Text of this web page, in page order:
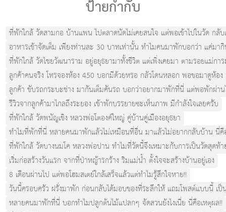
ป้ายกำกับ
ที่พักใกล้ วัดสามกอ บ้านแพน ไปตลาดนัดไม่เคยสนใจ แต่พอเข้าไปในวัด กลั
อาหารเช้าจัดเต็ม เพียงท่านละ 30 บาทเท่านั้น ทำไมคนมาพักบอกว่า แค่มา
ที่พักใกล้ วัดไชยวัฒนาราม อยู่อยุธยามาทั้งชีวิต แต่เพิ่งเคยมา ตามรอยแม่กา
ลูกค้าคนจริง โทรจองห้อง 450 บอกมีด้วยหรอ กลัวโดนหลอก พอขอมาดูห้อง
ลูกค้า ขับรถกระบะช่าง มากันเต็มคันรถ บอกว่าอยากมาพักที่นี่ แต่พอพักผ่าน
รีวิวจากลูกค้ามาไกลถึงระยอง เข้าพักบรรยายซะเห็นภาพ มีกำลังใจเลยครับ
ที่พักใกล้ วัดพนัญเชิง หลวงพ่อโตองค์ใหญ่ คู่บ้านคู่เมืองอยุธยา
ทำไมที่พักที่นี่ หลายคนมาพักแล้วไม่เหมือนที่อื่น มาแล้วไม่อยากกลับบ้าน นี่คื
ที่พักใกล้ วัดบางนมโค หลวงพ่อปาน ทำไมที่วัดนี้จึงเหมาะกับการเป็นวัดสุดท้
เริ่มก่อสร้างวันแรก จากที่ป่าหญ้ารกร้าง ริมแม่น้ำ ตั้งใจจะสร้างบ้านอยู่เอง
8 เดือนผ่านไป แต่พอโฮมสเตย์ใกล้เสร็จแล้วแต่ทำไมรู้สึกใจหาย!!
วันนี้ครอบครัว ฝรั่งมาพัก ก่อนกลับได้มอบของที่ระลึกให้ แถมโพสต์แบบนี้ เป็
หลายคนมาพักที่นี่ บอกทำไมปลูกต้นไม้แปลกๆ จัดสวนยังไงเนี่ย นี่คือเหตุผล!!